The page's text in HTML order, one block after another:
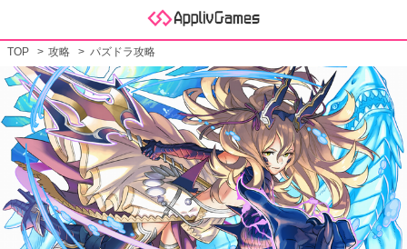
TOP 攻略 パズドラ攻略